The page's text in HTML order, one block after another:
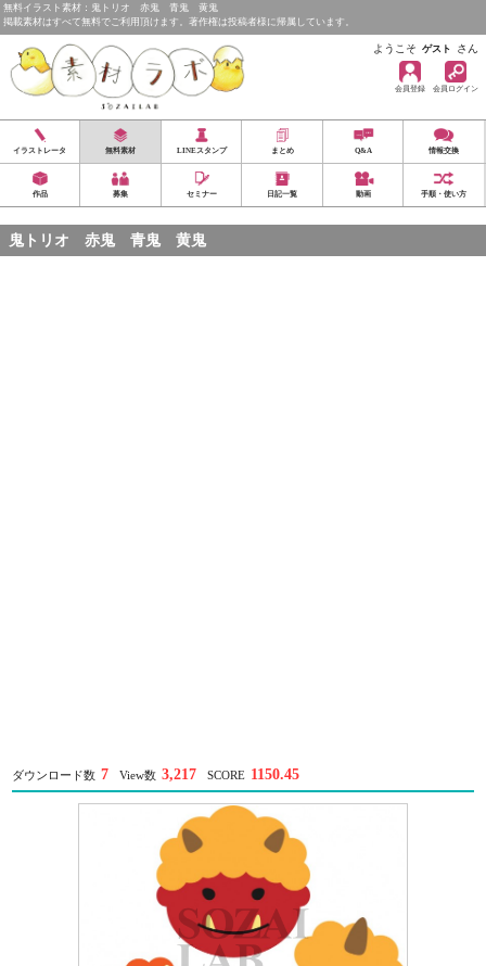
無料イラスト素材：鬼トリオ 赤鬼 青鬼 黄鬼
掲載素材はすべて無料でご利用頂けます。著作権は投稿者様に帰属しています。
ようこそ ゲスト さん
会員登録 会員ログイン
イラストレータ 無料素材 LINEスタンプ まとめ Q&A 情報交換
作品 募集 セミナー 日記一覧 動画 手順・使い方
鬼トリオ 赤鬼 青鬼 黄鬼
ダウンロード数 7 View数 3,217 SCORE 1150.45